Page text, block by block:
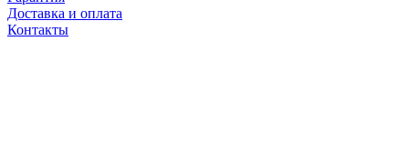
Доставка и оплата
Контакты